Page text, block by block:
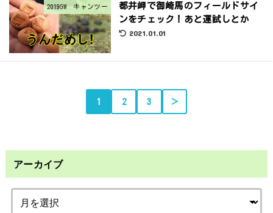
2019GW キャンツー
都井岬で御崎馬のフィールドサイ
ンをチェック！あと運試しとか
2021.01.01
1 2 3 ＞
アーカイブ